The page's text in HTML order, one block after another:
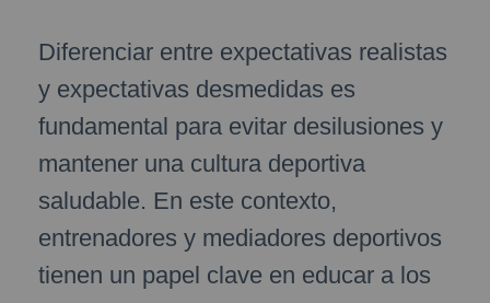
Diferenciar entre expectativas realistas
y expectativas desmedidas es
fundamental para evitar desilusiones y
mantener una cultura deportiva
saludable. En este contexto,
entrenadores y mediadores deportivos
tienen un papel clave en educar a los